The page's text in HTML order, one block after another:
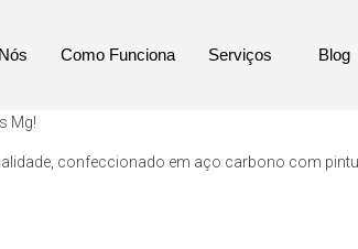
Como Funciona Serviços Blog
Mg!
confeccionado em aço carbono com